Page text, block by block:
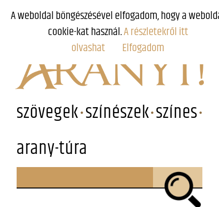
szövegek színészek színes
arany-túra
A weboldal böngészésével elfogadom, hogy a
cookie-kat használ.A részletekről itt
olvashat
Elfogadom